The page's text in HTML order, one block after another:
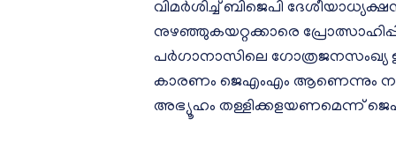
വിമർശിച്ച് ബിജെപി
നുഴഞ്ഞുകയറ്റക്കാരെ
പർഗാനാസിലെ ഗോത്രജനസംഖ്യ
കാരണം ജെഎംഎം ആണെന്നും നദ്ദ
അഭ്യൂഹം തള്ളിക്കളയണമെന്ന്